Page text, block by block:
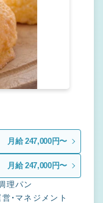
月給 247,000円〜
月給 247,000円〜
理パン
・マネジメント